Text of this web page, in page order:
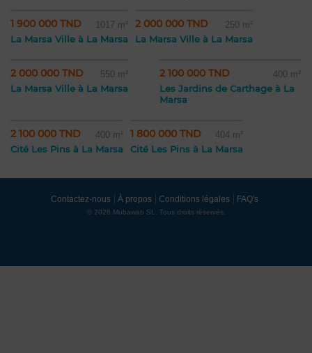
1 900 000 TND 1017 m²
La Marsa Ville à La Marsa
2 000 000 TND 250 m²
La Marsa Ville à La Marsa
2 000 000 TND 550 m²
La Marsa Ville à La Marsa
2 100 000 TND 400 m²
Les Jardins de Carthage à La
Marsa
2 100 000 TND 400 m²
Cité Les Pins à La Marsa
1 800 000 TND 404 m²
Cité Les Pins à La Marsa
Contactez-nous À propos Conditions légales FAQ's
© 2026 Mubawab SL. Tous droits réservés.